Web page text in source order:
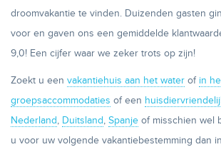
droomvakantie te vinden. Duizenden gasten
voor en gaven ons een gemiddelde
9,0! Een cijfer waar we zeker trots op zijn!
Zoekt u een vakantiehuis aan het water of in
groepsaccommodaties of een
Nederland, Duitsland, Spanje of misschien wel
u voor uw volgende vakantiebestemming dan